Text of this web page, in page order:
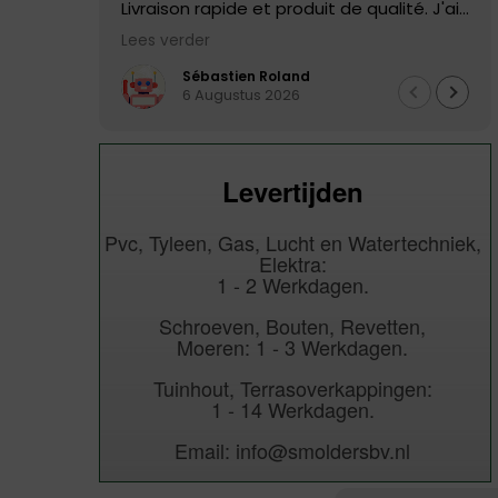
Livraison rapide et produit de qualité. J'ai
eu un défaut dans le tuyau livré, il a été
Je n'hésiterai pas à recommander
Lees verder
Sébastien Roland
6 Augustus 2026
Levertijden
Pvc, Tyleen, Gas, Lucht en Watertechniek,
Elektra:
1 - 2 Werkdagen.
Schroeven, Bouten, Revetten,
Moeren: 1 - 3 Werkdagen.
Tuinhout, Terrasoverkappingen:
1 - 14 Werkdagen.
Email: info@smoldersbv.nl